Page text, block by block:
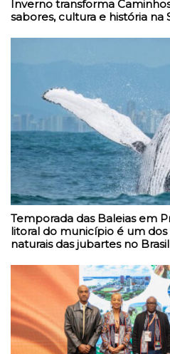
Inverno transforma
sabores, cultura e história na
Temporada das Baleias em
litoral do município é um
naturais das jubartes no Brasil